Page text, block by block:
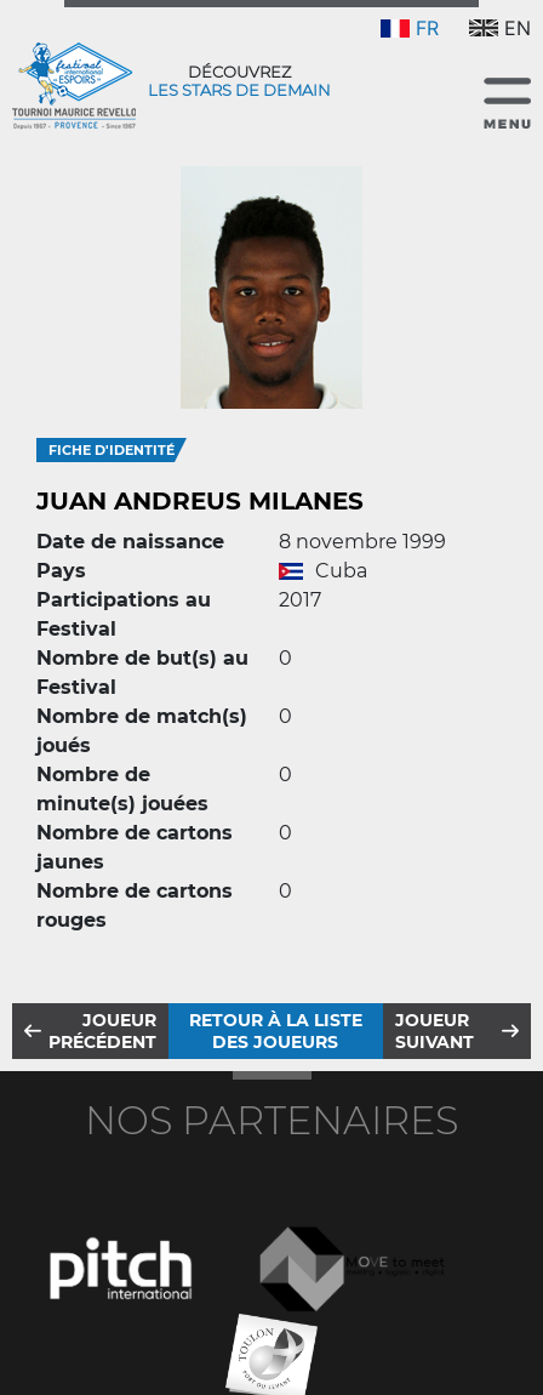
FR EN
DÉCOUVREZ
LES STARS DE DEMAIN
FICHE D'IDENTITÉ
JUAN ANDREUS MILANES
Date de naissance
8 novembre 1999
Pays
Cuba
Participations au
Festival
2017
Nombre de but(s) au
Festival
0
Nombre de match(s)
joués
0
Nombre de
minute(s) jouées
0
Nombre de cartons
jaunes
0
Nombre de cartons
rouges
0
JOUEUR
PRÉCÉDENT
RETOUR À LA LISTE
DES JOUEURS
JOUEUR
SUIVANT
NOS PARTENAIRES